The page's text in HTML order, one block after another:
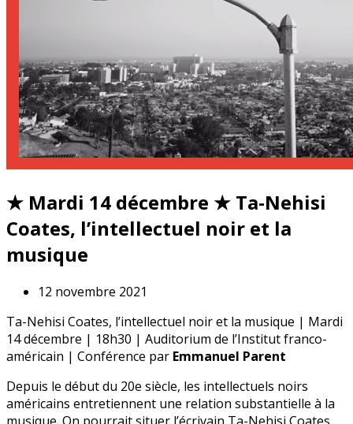
★ Mardi 14 décembre ★ Ta-Nehisi
Coates, l’intellectuel noir et la
musique
12 novembre 2021
Ta-Nehisi Coates, l’intellectuel noir et la musique | Mardi
14 décembre | 18h30 | Auditorium de l’Institut franco-
américain | Conférence par Emmanuel Parent
Depuis le début du 20e siècle, les intellectuels noirs
américains entretiennent une relation substantielle à la